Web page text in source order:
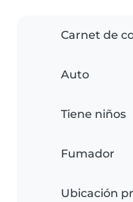
Carnet de
Auto
Tiene niños
Fumador
Ubicación